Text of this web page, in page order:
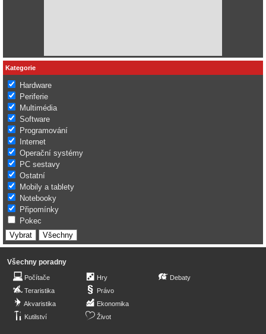
Kategorie
Hardware
Periferie
Multimédia
Software
Programování
Internet
Operační systémy
PC sestavy
Ostatní
Mobily a tablety
Notebooky
Připomínky
Pokec
Všechny poradny
Počítače
Teraristika
Akvaristika
Kutilství
Hry
Právo
Ekonomika
Život
Debaty